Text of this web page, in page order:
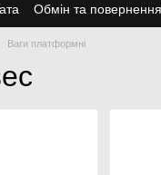
Обмін та повернення
Ваги платформні